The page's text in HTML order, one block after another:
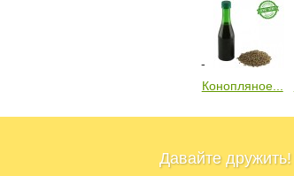
Конопляное...
Давайте дружить!